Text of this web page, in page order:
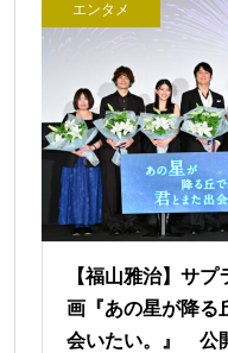
エンタメ
【福山雅治】サ
画『あの星が降る
会いたい。』 公